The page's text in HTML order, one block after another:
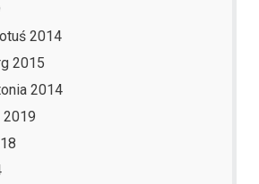
2014
2015
2014
2019